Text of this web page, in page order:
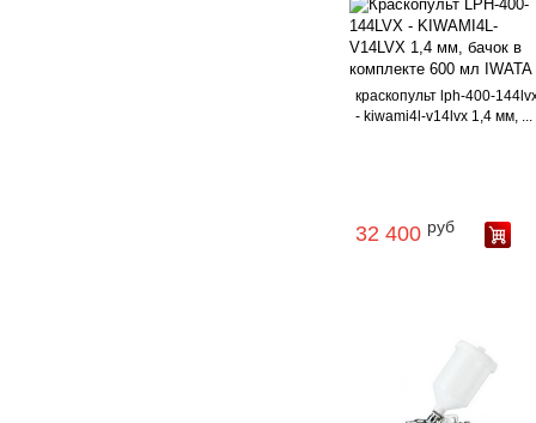
краскопульт lph-400-
- kiwami4l-v14lvx 1,4 мм, ...
32 400 руб